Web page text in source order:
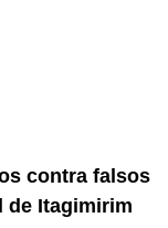
contra falsos
de Itagimirim